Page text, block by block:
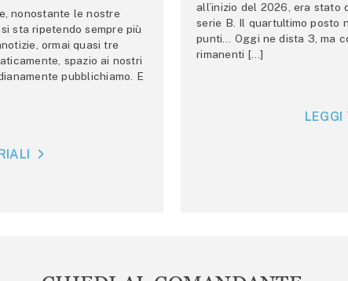
nonostante le nostre
sta ripetendo sempre più
ormai quasi tre
spazio ai nostri
pubblichiamo. E
all’inizio del 2026, era stato
serie B. Il quartultimo posto
punti… Oggi ne dista 3, ma
rimanenti […]